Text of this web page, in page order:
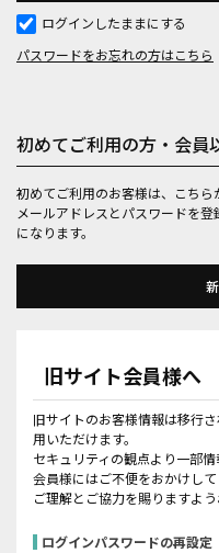
ログインしたままにする
パスワードをお忘れの方はこちら
初めてご利用の方・会員
初めてご利用のお客様は、こちら
メールアドレスとパスワードを
になります。
旧サイト会員様へ
旧サイトのお客様情報は移行
用いただけます。
セキュリティの観点より一部情
会員様にはご不便をおかけし
ご理解とご協力を賜りますよう
ログインパスワードの再設定